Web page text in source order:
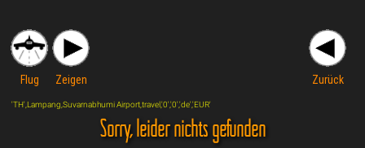
Flug Zeigen Zurück
'TH',Lampang,Suvarnabhumi Airport,travel,'0','0','de','EUR'
Sorry, leider nichts gefunden